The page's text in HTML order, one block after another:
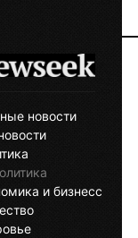
новости
и бизнесс